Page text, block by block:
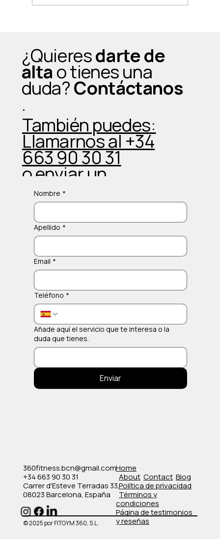
la experiencia
¿Quieresdarte de
alta o tienes una
duda?Contáctanos
.
También puedes:
Llamarnos al +34
663 90 30 31
o enviar un
Whatsapp
Nombre *
Apellido *
Email *
Teléfono *
Añade aquí el servicio que te interesa o la
duda que tienes.
Enviar
360fitness.bcn@gmail.com
+34 663 90 30 31
Carrer d'Esteve Terradas 33,
08023 Barcelona, España
Home
About Contact Blog
Política de privacidad
​Términos y
condiciones
​Página de testimonios
y reseñas
© 2025 por FITGYM 360, S.L.